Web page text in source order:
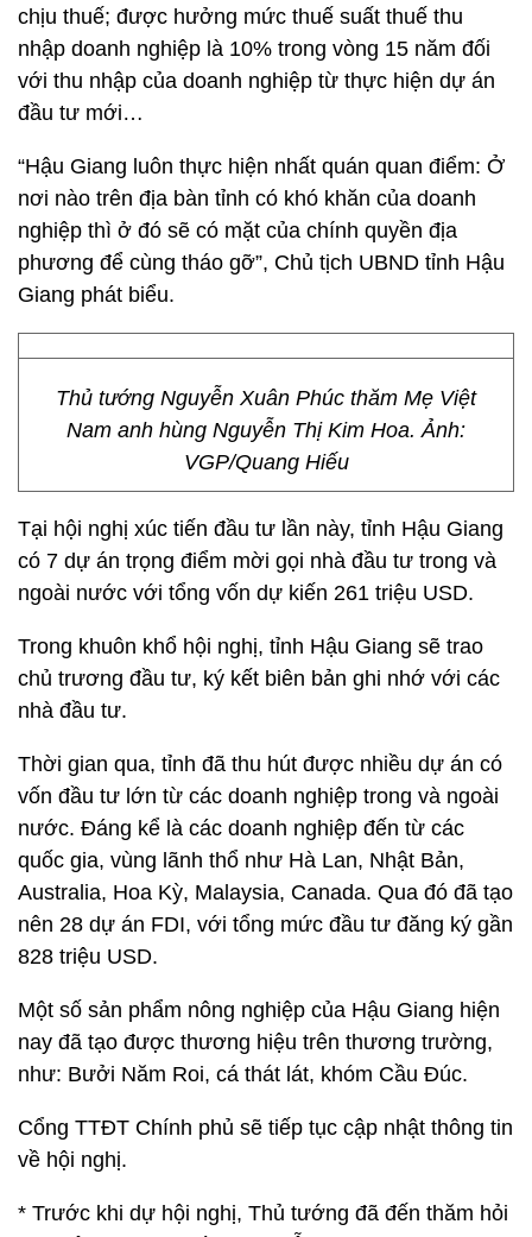
chịu thuế; được hưởng mức thuế suất thuế thu
nhập doanh nghiệp là 10% trong vòng 15 năm đối
với thu nhập của doanh nghiệp từ thực hiện dự án
đầu tư mới…
“Hậu Giang luôn thực hiện nhất quán quan điểm: Ở
nơi nào trên địa bàn tỉnh có khó khăn của doanh
nghiệp thì ở đó sẽ có mặt của chính quyền địa
phương để cùng tháo gỡ”, Chủ tịch UBND tỉnh Hậu
Giang phát biểu.
Thủ tướng Nguyễn Xuân Phúc thăm Mẹ Việt
Nam anh hùng Nguyễn Thị Kim Hoa. Ảnh:
VGP/Quang Hiếu
Tại hội nghị xúc tiến đầu tư lần này, tỉnh Hậu Giang
có 7 dự án trọng điểm mời gọi nhà đầu tư trong và
ngoài nước với tổng vốn dự kiến 261 triệu USD.
Trong khuôn khổ hội nghị, tỉnh Hậu Giang sẽ trao
chủ trương đầu tư, ký kết biên bản ghi nhớ với các
nhà đầu tư.
Thời gian qua, tỉnh đã thu hút được nhiều dự án có
vốn đầu tư lớn từ các doanh nghiệp trong và ngoài
nước. Đáng kể là các doanh nghiệp đến từ các
quốc gia, vùng lãnh thổ như Hà Lan, Nhật Bản,
Australia, Hoa Kỳ, Malaysia, Canada. Qua đó đã tạo
nên 28 dự án FDI, với tổng mức đầu tư đăng ký gần
828 triệu USD.
Một số sản phẩm nông nghiệp của Hậu Giang hiện
nay đã tạo được thương hiệu trên thương trường,
như: Bưởi Năm Roi, cá thát lát, khóm Cầu Đúc.
Cổng TTĐT Chính phủ sẽ tiếp tục cập nhật thông tin
về hội nghị.
* Trước khi dự hội nghị, Thủ tướng đã đến thăm hỏi